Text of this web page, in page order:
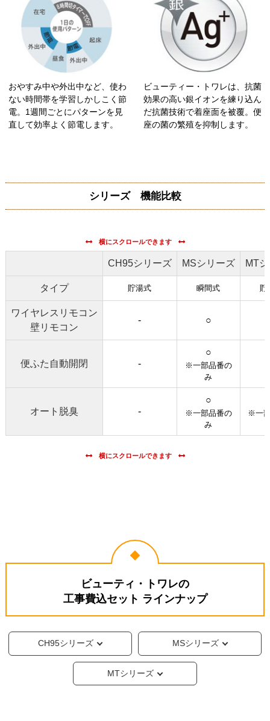
おやすみ中や外出中など、使わ
ない時間帯を学習しかしこく節
電。1週間ごとにパターンを見
直して効率よく節電します。
ビューティー・トワレは、抗菌
効果の高い銀イオンを練り込ん
だ抗菌技術で着座面を被覆。便
座の菌の繁殖を抑制します。
シリーズ 機能比較
CH95シリーズ MSシリーズ MT
タイプ 貯湯式 瞬間式 貯
ワイヤレスリモコン
壁リモコン
- ○
便ふた自動開閉 -
○
※一部品番の
み
オート脱臭 -
○
※一部品番の
み
※一
ビューティ・トワレの
工事費込セット ラインナップ
CH95シリーズ MSシリーズ
MTシリーズ